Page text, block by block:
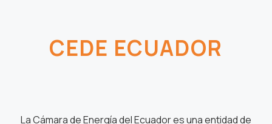
CEDE ECUADOR
La Cámara de Energía del Ecuador es una entidad de